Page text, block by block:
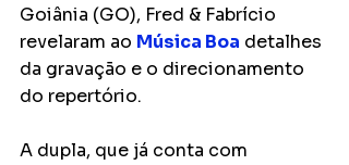
Goiânia (GO), Fred & Fabrício
revelaram ao Música Boa detalhes
da gravação e o direcionamento
do repertório.
A dupla, que já conta com